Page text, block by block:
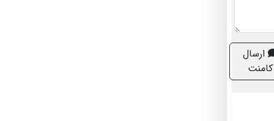
ارسال
کامنت